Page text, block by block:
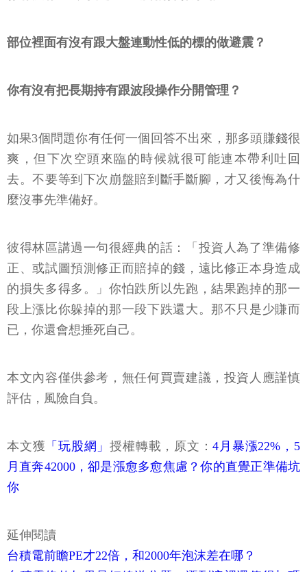
部位裡面有沒有跟大盤連動性低的標的做避震？
你有沒有把長期持有跟波段操作分開管理？
如果3個問題你有任何一個回答不出來，那多頭賺錢很
爽，但下次空頭來臨的時候就很可能連本帶利吐回
去。不要等到下次崩盤賠到斷手斷腳，才又後悔為什
麼沒事先準備好。
彼得林區講過一句很經典的話：「投資人為了準備修
正、或試圖預測修正而賠掉的錢，遠比修正本身造成
的損失多得多。」你怕跌所以先跑，結果跑掉的那一
段上漲比你躲掉的那一段下跌還大。那不只是少賺而
已，你還會想捶死自己。
本文內容僅供參考，無任何買賣建議，投資人應謹慎
評估，風險自負。
本文獲 「玩股網」授權轉載，原文：4月暴漲22%，5
月直奔42000，卻是漲愈多愈焦慮？你的直覺正準備坑
你
延伸閱讀
台積電前瞻PE才22倍，和2000年泡沫差在哪？